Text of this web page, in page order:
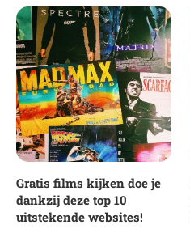
Gratis films kijken doe je
dankzij deze top 10
uitstekende websites!